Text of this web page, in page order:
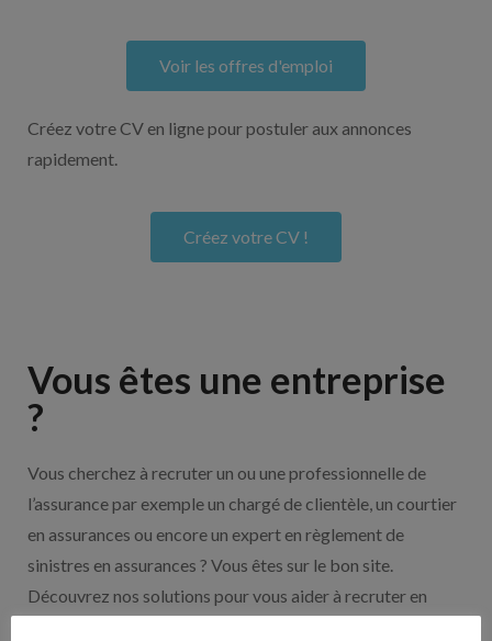
Voir les offres d'emploi
Créez votre CV en ligne pour postuler aux annonces
rapidement.
Créez votre CV !
Vous êtes une entreprise
?
Vous cherchez à recruter un ou une professionnelle de
l’assurance par exemple un chargé de clientèle, un courtier
en assurances ou encore un expert en règlement de
sinistres en assurances ? Vous êtes sur le bon site.
Découvrez nos solutions pour vous aider à recruter en